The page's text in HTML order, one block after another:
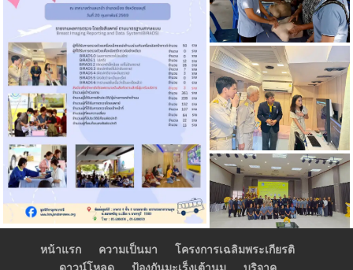
หน้าแรก ความเป็นมา
โครงการเฉลิมพระเกียรติ